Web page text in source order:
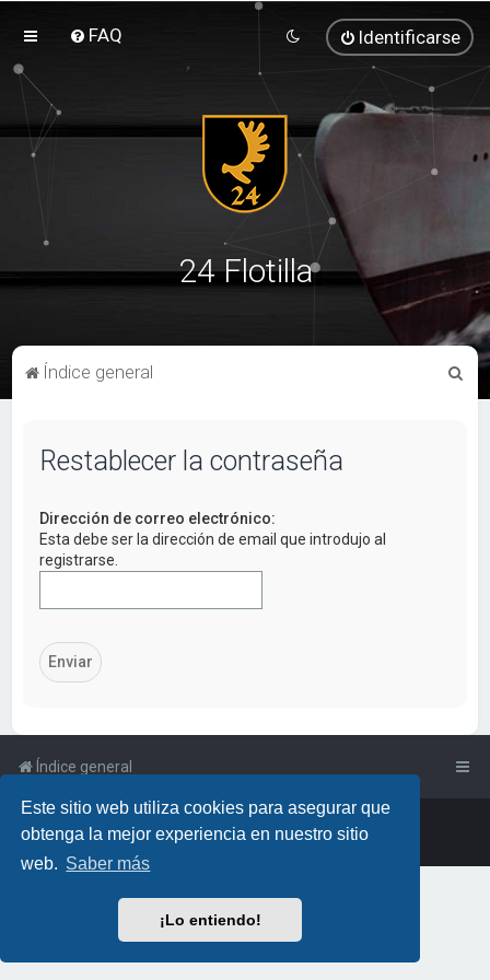
Este sitio web utiliza cookies para asegurar que
obtenga la mejor experiencia en nuestro sitio
web. Saber más
¡Lo entiendo!
FAQ Identificarse
24 Flotilla
Índice general
Restablecer la contraseña
Dirección de correo electrónico:
Esta debe ser la dirección de email que introdujo al
registrarse.
Índice general
Powered by phpBB • Design by
PlanetStyles
Traducción al español porphpBB España